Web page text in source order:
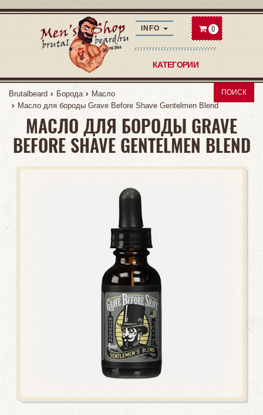
INFO
КАТЕГОРИИ
0
ПОИСК
Brutalbeard Борода
Масло
Масло для бороды Grave Before Shave Gentelmen Blend
МАСЛО ДЛЯ БОРОДЫ GRAVE
BEFORE SHAVE GENTELMEN BLEND